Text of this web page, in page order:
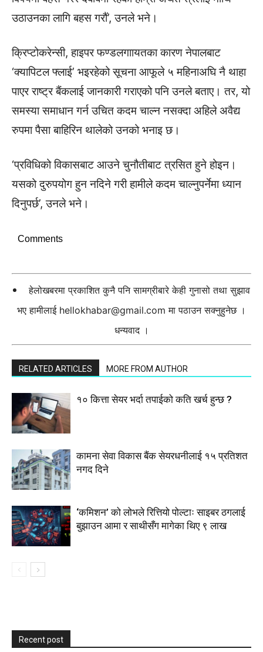
उठाउनका लागि बहस गरौं’, उनले भने।
क्रिप्टोकरेन्सी, हाइपर फण्डलगाायतका कारण नेपालबाट
‘क्यापिटल फ्लाई’ भइरहेको सूचना आफूले ५ महिनाअघि नै थाहा
पाएर राष्ट्र बैंकलाई जानकारी गराएको पनि उनले बताए। तर, यो
समस्या समाधान गर्न उचित कदम चाल्न नसक्दा अहिले अवैद्य
रुपमा पैसा बाहिरिन थालेको उनको भनाइ छ।
‘प्रविधिको विकासबाट आउने चुनौतीबाट त्रसित हुने होइन।
यसको दुरुपयोग हुन नदिने गरी हामीले कदम चाल्नुपर्नेमा ध्यान
दिनुपर्छ’, उनले भने।
Comments
हेलोखबरमा प्रकाशित कुनै पनि सामग्रीबारे केही गुनासो तथा सुझाव
भए हामीलाई hellokhabar@gmail.com मा पठाउन सक्नुहुनेछ ।
धन्यवाद ।
RELATED ARTICLES MORE FROM AUTHOR
१० कित्ता सेयर भर्दा तपाईको कति खर्च हुन्छ ?
कामना सेवा विकास बैंक सेयरधनीलाई १५ प्रतिशत
नगद दिने
‘कमिशन’ को लोभले रित्तियो पोल्टाः साइबर ठगलाई
बुझाउन आमा र साथीसँग मागेका थिए ९ लाख
Recent post